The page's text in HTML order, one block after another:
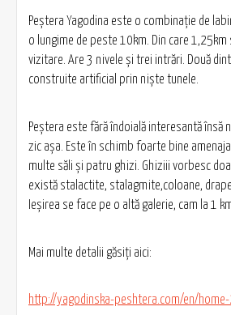
Peștera Yagodina este o combinație de
o lungime de peste 10km. Din care
vizitare. Are 3 nivele și trei intrări. Două
construite artificial prin niște tunele.
Peștera este fără îndoială interesantă însă
zic așa. Este în schimb foarte bine
multe săli și patru ghizi. Ghiziii vorbesc
există stalactite, stalagmite,coloane,
Ieșirea se face pe o altă galerie, cam la 1
Mai multe detalii găsiți aici:
http://yagodinska-peshtera.com/en/